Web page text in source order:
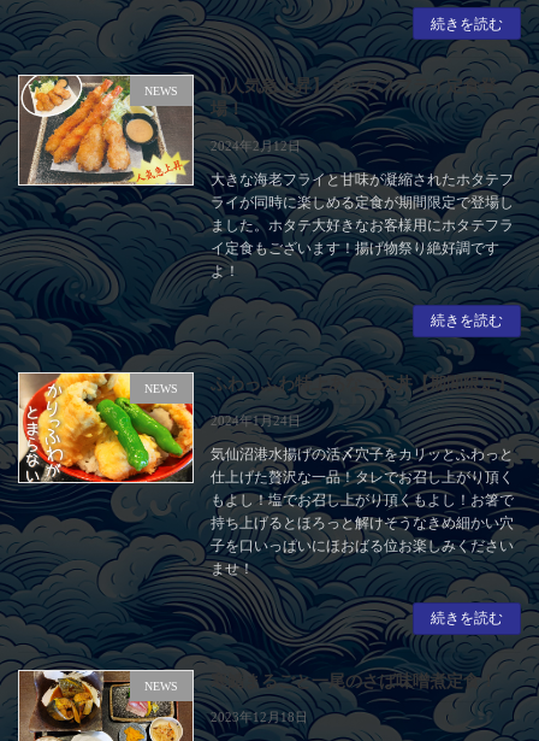
続きを読む
NEWS
【人気急上昇】ミックスフライ定食登
場！
2024年2月12日
大きな海老フライと甘味が凝縮されたホタテフ
ライが同時に楽しめる定食が期間限定で登場し
ました。ホタテ大好きなお客様用にホタテフラ
イ定食もございます！揚げ物祭り絶好調です
よ！
続きを読む
NEWS ふわっふわ特上あなご天丼【期間限定】
2024年1月24日
気仙沼港水揚げの活〆穴子をカリッとふわっと
仕上げた贅沢な一品！タレでお召し上がり頂く
もよし！塩でお召し上がり頂くもよし！お箸で
持ち上げるとほろっと解けそうなきめ細かい穴
子を口いっぱいにほおばる位お楽しみください
ませ！
続きを読む
NEWS 寒鯖まるごと一尾のさば味噌煮定食！
2023年12月18日